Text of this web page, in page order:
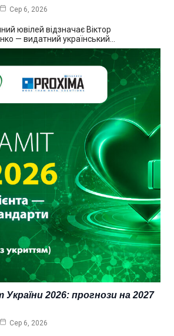
Сер 6, 2026
ювілей відзначає Віктор
— видатний український…
2026: прогнози на 2027
Сер 6, 2026